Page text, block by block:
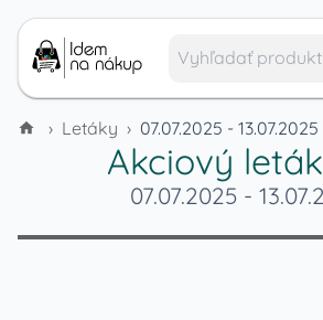
› Letáky › 07.07.2025 - 13.07.2025
Akciový leták
07.07.2025 -